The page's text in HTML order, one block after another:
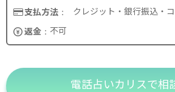
支払方法
クレジット・銀行振込・
返金
不可
電話占いカリスで相